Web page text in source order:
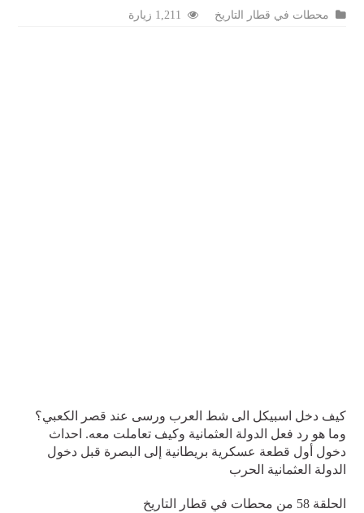
محطات في قطار التاريخ 1,211 زيارة
كيف دخل اسبيكل الى شط العرب ورسى عند قصر الكعبي؟
وما هو رد فعل الدولة العثمانية وكيف تعاملت معه. احداث
دخول أول قطعة عسكرية بريطانية إلى البصرة قبل دخول
الدولة العثمانية الحرب
الحلقة 58 من محطات في قطار التاريخ